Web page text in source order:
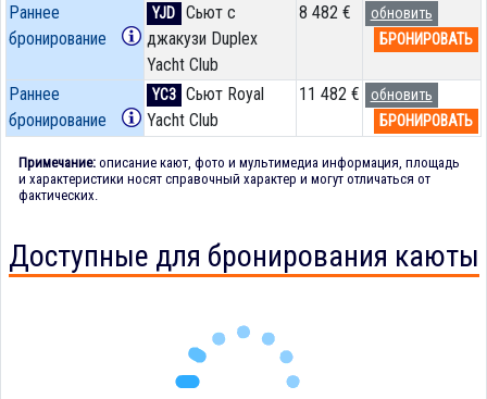
Раннее
бронирование
YJD
Сьют с
джакузи Duplex
Yacht Club
8 482 €
обновить
БРОНИРОВАТЬ
Раннее
бронирование
YC3 Сьют Royal
Yacht Club
11 482 €
обновить
БРОНИРОВАТЬ
Примечание: описание кают, фото и мультимедиа информация, площадь
и характеристики носят справочный характер и могут отличаться от
фактических.
Доступные для бронирования каюты